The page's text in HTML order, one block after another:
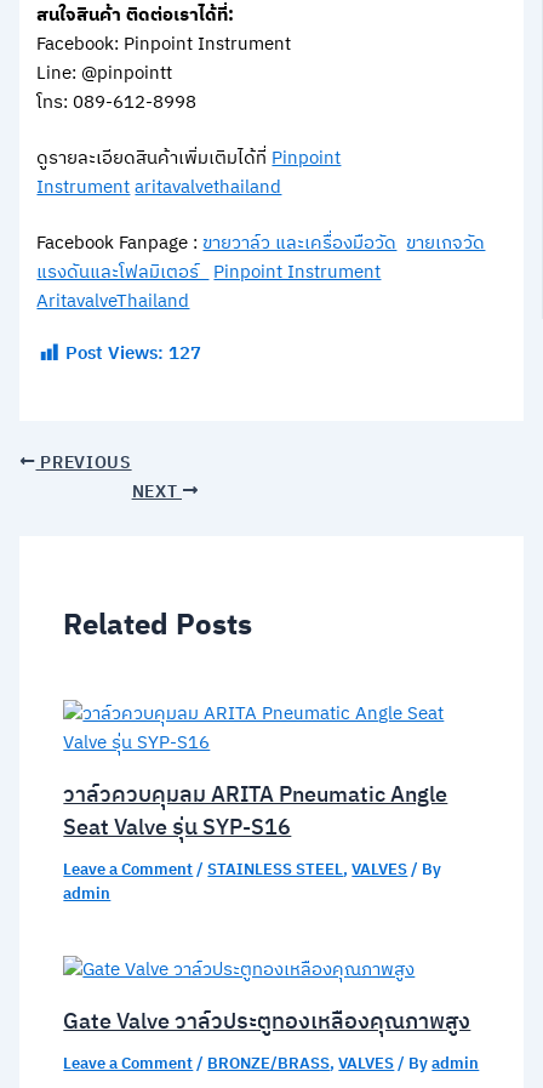
สนใจสินค้า ติดต่อเราได้ที่:
Facebook: Pinpoint Instrument
Line: @pinpointt
โทร: 089-612-8998
ดูรายละเอียดสินค้าเพิ่มเติมได้ที่Pinpoint
Instrumentaritavalvethailand
Facebook Fanpage :ขายวาล์ว และเครื่องมือวัด ขายเกจวัด
แรงดันและโฟลมิเตอร์Pinpoint Instrument
AritavalveThailand
Post Views: 127
PREVIOUS
NEXT
Related Posts
วาล์วควบคุมลม ARITA Pneumatic Angle
Seat Valve รุ่น SYP-S16
Leave a Comment/STAINLESS STEEL,VALVES/ By
admin
Gate Valve วาล์วประตูทองเหลืองคุณภาพสูง
Leave a Comment/BRONZE/BRASS,VALVES/ Byadmin